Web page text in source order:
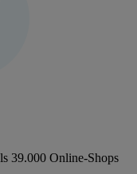
39.000 Online-Shops